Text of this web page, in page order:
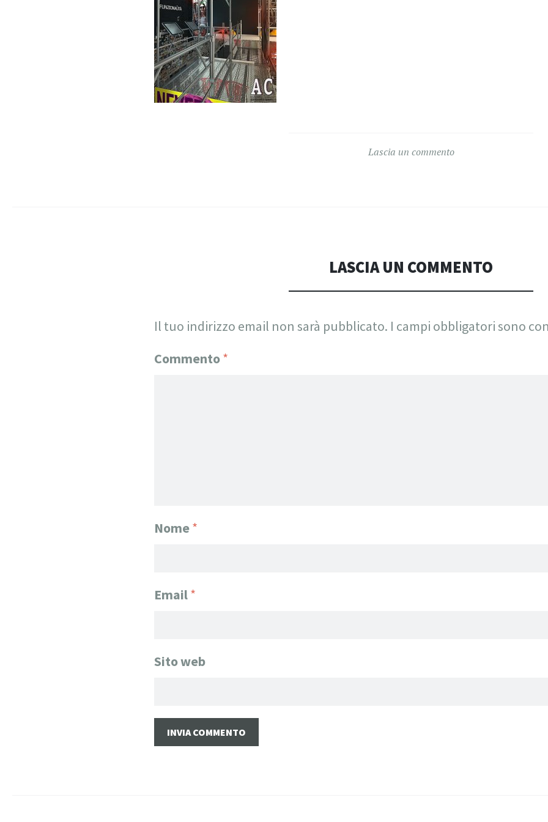
Lascia un commento
LASCIA UN COMMENTO
Il tuo indirizzo email non sarà pubblicato. I campi obbligatori sono
Commento*
Nome*
Email*
Sito web